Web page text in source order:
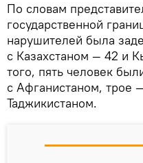
По словам
государственной
нарушителей была
с Казахстаном — 42 и
того, пять человек
с Афганистаном, трое
Таджикистаном.